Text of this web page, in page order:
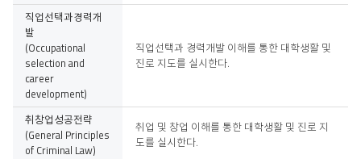
직업선택과경력개
발
(Occupational
selection and
career
development)
직업선택과 경력개발 이해를 통한 대학생활 및
진로 지도를 실시한다.
취창업성공전략
(General Principles
of Criminal Law)
취업 및 창업 이해를 통한 대학생활 및 진로 지
도를 실시한다.